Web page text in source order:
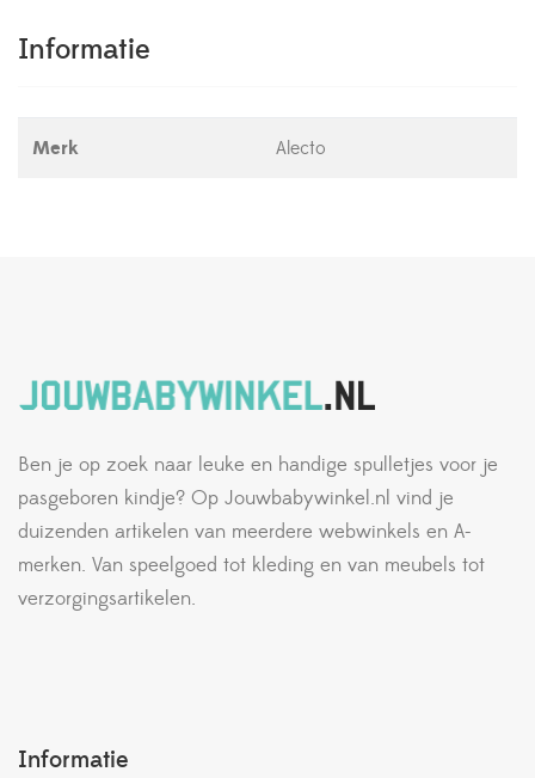
Informatie
Merk Alecto
Ben je op zoek naar leuke en handige spulletjes voor je
pasgeboren kindje? Op Jouwbabywinkel.nl vind je
duizenden artikelen van meerdere webwinkels en A-
merken. Van speelgoed tot kleding en van meubels tot
verzorgingsartikelen.
Informatie